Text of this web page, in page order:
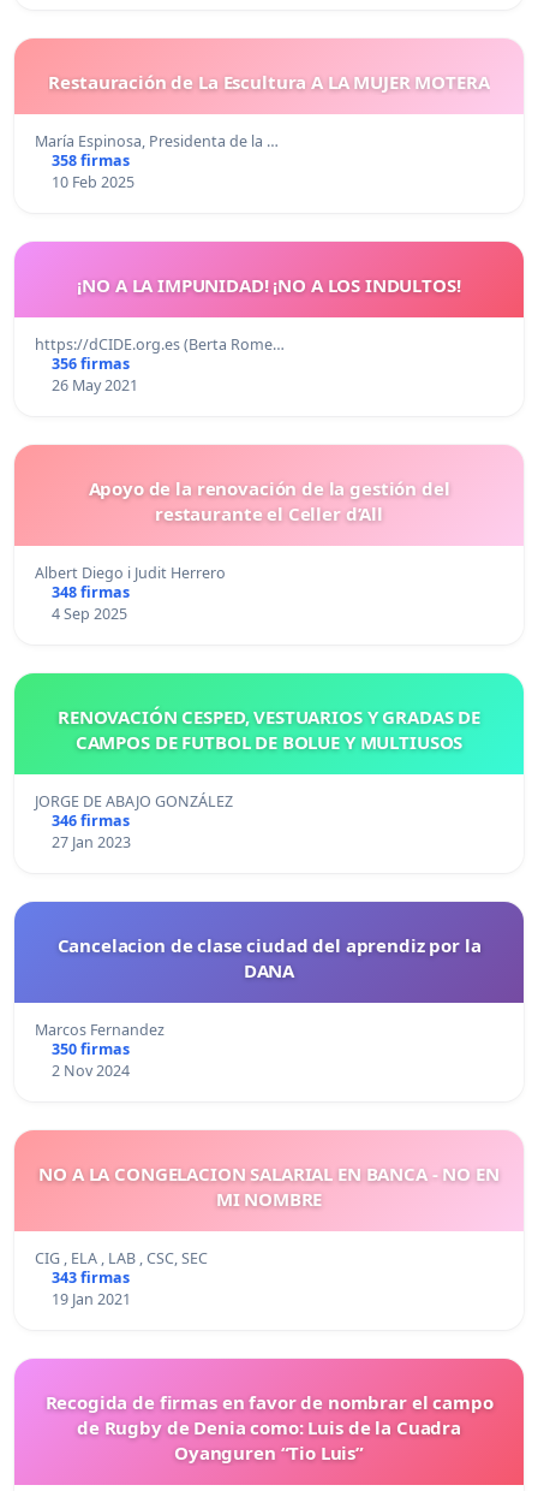
Restauración de La Escultura A LA MUJER MOTERA
María Espinosa, Presidenta de la …
358 firmas
10 Feb 2025
¡NO A LA IMPUNIDAD! ¡NO A LOS INDULTOS!
https://dCIDE.org.es (Berta Rome…
356 firmas
26 May 2021
Apoyo de la renovación de la gestión del
restaurante el Celler d’All
Albert Diego i Judit Herrero
348 firmas
4 Sep 2025
RENOVACIÓN CESPED, VESTUARIOS Y GRADAS DE
CAMPOS DE FUTBOL DE BOLUE Y MULTIUSOS
JORGE DE ABAJO GONZÁLEZ
346 firmas
27 Jan 2023
Cancelacion de clase ciudad del aprendiz por la
DANA
Marcos Fernandez
350 firmas
2 Nov 2024
NO A LA CONGELACION SALARIAL EN BANCA - NO EN
MI NOMBRE
CIG , ELA , LAB , CSC, SEC
343 firmas
19 Jan 2021
Recogida de firmas en favor de nombrar el campo
de Rugby de Denia como: Luis de la Cuadra
Oyanguren “Tio Luis”